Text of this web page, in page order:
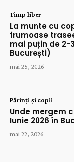
Timp liber
La munte cu
frumoase
mai puțin de 2-
București)
mai 25, 2026
Părinți și copii
Unde mergem
Iunie 2026 în
mai 22, 2026